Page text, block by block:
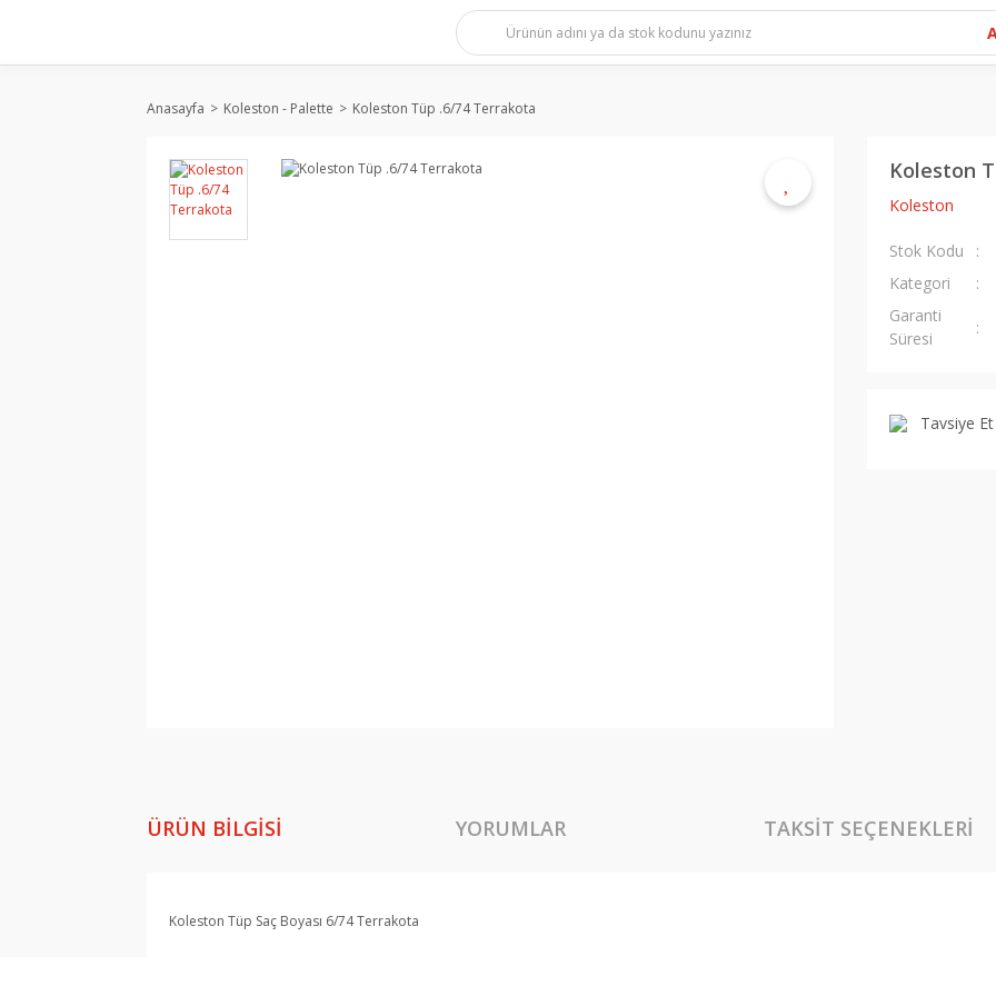
Anasayfa Koleston - Palette Koleston Tüp .6/74 Terrakota
Koleston
Koleston
Stok Kodu
Kategori
Garanti
Süresi
Tavsiye Et
ÜRÜN BILGISI YORUMLAR TAKSIT SEÇENEKLERI
Koleston Tüp Saç Boyası 6/74 Terrakota